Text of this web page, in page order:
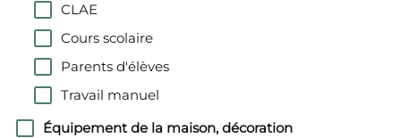
CLAE
Cours scolaire
Parents d'élèves
Travail manuel
Équipement de la maison, décoration